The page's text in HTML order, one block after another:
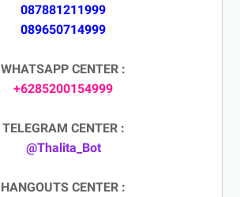
087881211999
089650714999
WHATSAPP CENTER :
+6285200154999
TELEGRAM CENTER :
@Thalita_Bot
HANGOUTS CENTER :